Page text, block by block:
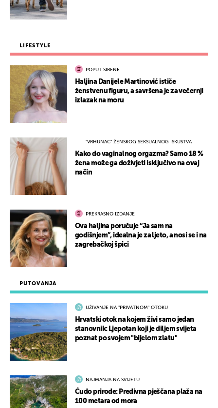
PUTOVANJA
UŽIVANJE NA "PRIVATNOM" OTOKU
Hrvatski otok na kojem živi samo jedan
stanovnik: Ljepotan koji je diljem svijeta
poznat po svojem "bijelom zlatu"
NAJMANJA NA SVIJETU
Čudo prirode: Predivna pješčana plaža na
100 metara od mora
LIFESTYLE
POPUT SIRENE
Haljina Danijele Martinović ističe
ženstvenu figuru, a savršena je za večernji
izlazak na moru
"VRHUNAC" ŽENSKOG SEKSUALNOG ISKUSTVA
Kako do vaginalnog orgazma? Samo 18 %
žena može ga doživjeti isključivo na ovaj
način
PREKRASNO IZDANJE
Ova haljina poručuje “Ja sam na
godišnjem”, idealna je za ljeto, a nosi se i na
zagrebačkoj špici